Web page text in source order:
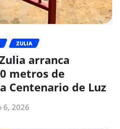
ZULIA
arranca
metros de
Centenario de Luz
6, 2026